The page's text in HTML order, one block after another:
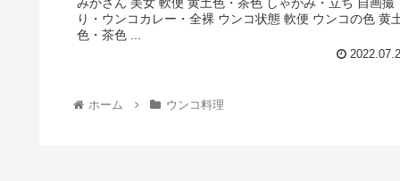
り・ウンコカレー・全裸 ウンコ状態 軟便 ウンコの色 黄
色・茶色 ...
ホーム ウンコ料理